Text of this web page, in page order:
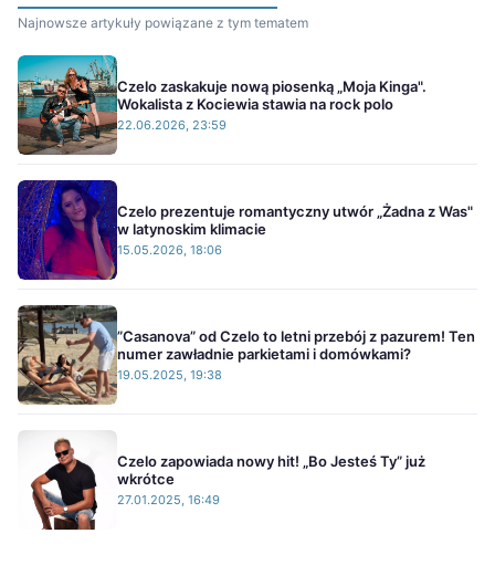
Najnowsze artykuły powiązane z tym tematem
Czelo zaskakuje nową piosenką „Moja Kinga".
Wokalista z Kociewia stawia na rock polo
22.06.2026, 23:59
Czelo prezentuje romantyczny utwór „Żadna z Was"
w latynoskim klimacie
15.05.2026, 18:06
”Casanova” od Czelo to letni przebój z pazurem! Ten
numer zawładnie parkietami i domówkami?
19.05.2025, 19:38
Czelo zapowiada nowy hit! „Bo Jesteś Ty” już
wkrótce
27.01.2025, 16:49